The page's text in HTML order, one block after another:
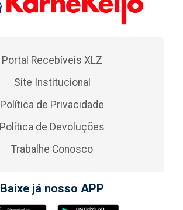
Portal Recebíveis XLZ
Site Institucional
Política de Privacidade
Política de Devoluções
Trabalhe Conosco
Baixe já nosso APP